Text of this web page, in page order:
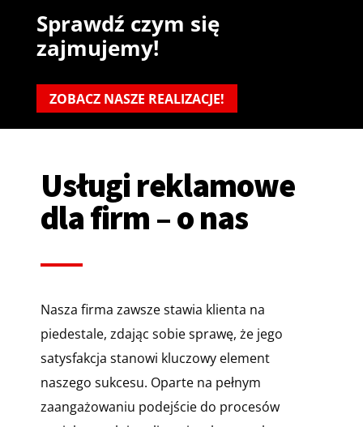
Sprawdź czym się
zajmujemy!
ZOBACZ NASZE REALIZACJE!
Usługi reklamowe
dla firm – o nas
Nasza firma zawsze stawia klienta na
piedestale, zdając sobie sprawę, że jego
satysfakcja stanowi kluczowy element
naszego sukcesu. Oparte na pełnym
zaangażowaniu podejście do procesów